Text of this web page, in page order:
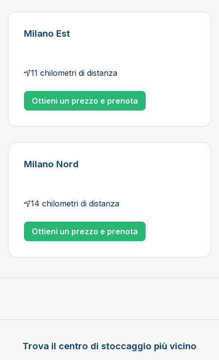
Milano Est
11 chilometri di distanza
Ottieni un prezzo e prenota
Milano Nord
14 chilometri di distanza
Ottieni un prezzo e prenota
Trova il centro di stoccaggio più vicino